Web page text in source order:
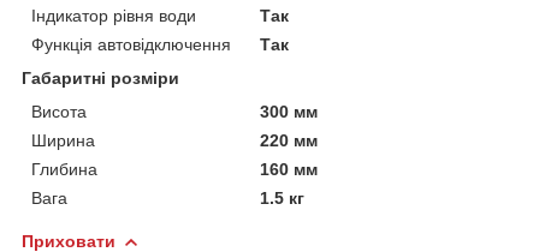
Індикатор рівня води
Так
Функція автовідключення
Так
Габаритні розміри
Висота
300 мм
Ширина
220 мм
Глибина
160 мм
Вага
1.5 кг
Приховати